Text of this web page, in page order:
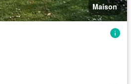
Maison